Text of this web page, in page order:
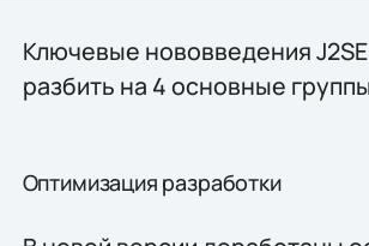
Ключевые нововведения
разбить на 4 основные
Оптимизация разработки